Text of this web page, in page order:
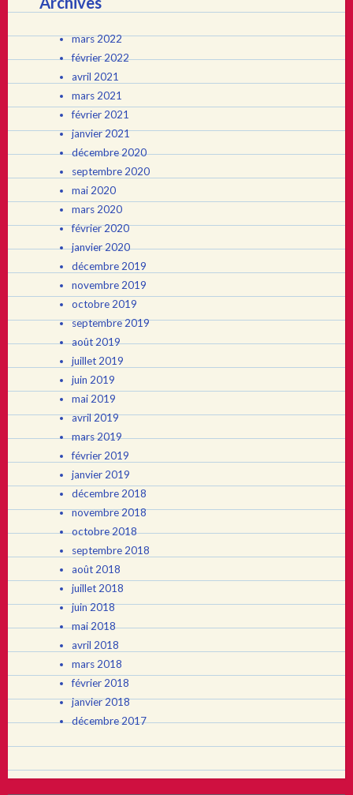
mars 2022
février 2022
avril 2021
mars 2021
février 2021
janvier 2021
décembre 2020
septembre 2020
mai 2020
mars 2020
février 2020
janvier 2020
décembre 2019
novembre 2019
octobre 2019
septembre 2019
août 2019
juillet 2019
juin 2019
mai 2019
avril 2019
mars 2019
février 2019
janvier 2019
décembre 2018
novembre 2018
octobre 2018
septembre 2018
août 2018
juillet 2018
juin 2018
mai 2018
avril 2018
mars 2018
février 2018
janvier 2018
décembre 2017